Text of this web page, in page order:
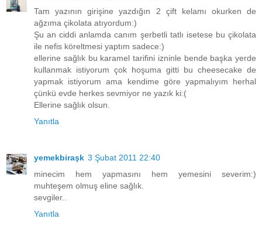
Tam yazının girişine yazdığın 2 çift kelamı okurken de
ağzıma çikolata atıyordum:)
Şu an ciddi anlamda canım şerbetli tatlı isetese bu çikolata
ile nefis köreltmesi yaptım sadece:)
ellerine sağlık bu karamel tarifini izninle bende başka yerde
kullanmak istiyorum çok hoşuma gitti bu cheesecake de
yapmak istiyorum ama kendime göre yapmalıyım herhal
çünkü evde herkes sevmiyor ne yazık ki:(
Ellerine sağlık olsun.
Yanıtla
yemekbiraşk 3 Şubat 2011 22:40
minecim hem yapmasını hem yemesini severim:)
muhteşem olmuş eline sağlık.
sevgiler..
Yanıtla